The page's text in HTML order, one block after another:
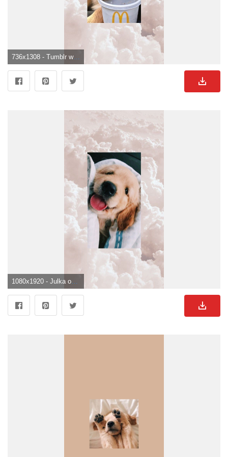
736x1308 - Tumblr wallpaper. Süße Hunde Hintergrund .
1080x1920 - Julka on. Süße Hunde Bild.